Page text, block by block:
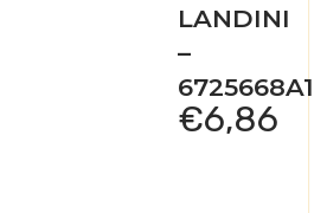
LANDINI
–
6725668A1
€6,86